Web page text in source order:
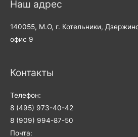
Наш адрес
140055, М.О, г. Котельники,
офис 9
Контакты
Телефон:
8 (495) 973-40-42
8 (909) 994-87-50
Почта: